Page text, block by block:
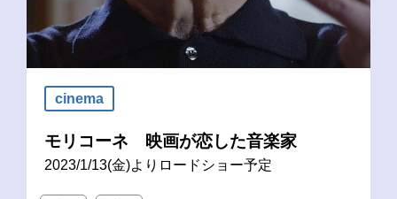
cinema
モリコーネ 映画が恋した音楽家
2023/1/13(金)よりロードショー予定